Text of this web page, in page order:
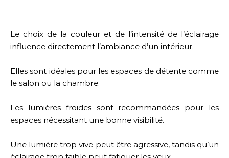
Le choix de la couleur et de l’intensité de l’éclairage
influence directement l’ambiance d’un intérieur.
Elles sont idéales pour les espaces de détente comme
le salon ou la chambre.
Les lumières froides sont recommandées pour les
espaces nécessitant une bonne visibilité.
Une lumière trop vive peut être agressive, tandis qu’un